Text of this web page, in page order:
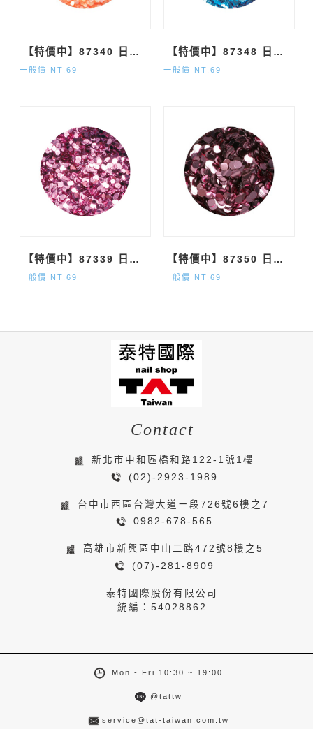
【特價中】87340 日本獨家亮蔥 橘色圓形丸1mm
一般價 NT.69
【特價中】87348 日本獨家亮蔥 淡藍色丸2mm
一般價 NT.69
【特價中】87339 日本獨家亮蔥 亮粉紅色圓形 1mm
一般價 NT.69
【特價中】87350 日本獨家亮蔥 亮粉紅色圓形2mm
一般價 NT.69
Contact
新北市中和區橋和路122-1號1樓
(02)-2923-1989
台中市西區台灣大道ㄧ段726號6樓之7
0982-678-565
高雄市新興區中山二路472號8樓之5
(07)-281-8909
泰特國際股份有限公司
統編：54028862
Mon - Fri 10:30 ~ 19:00
@tattw
service@tat-taiwan.com.tw